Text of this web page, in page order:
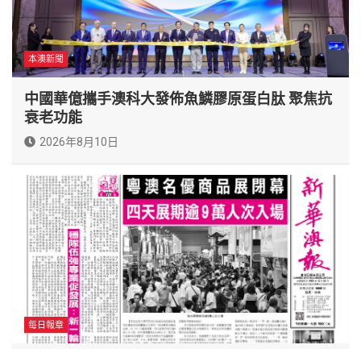
本澳新聞
中國華億攜手澳科大發佈魚鱗膠原蛋白肽 聚焦抗
衰老功能
2026年8月10日
每日報章